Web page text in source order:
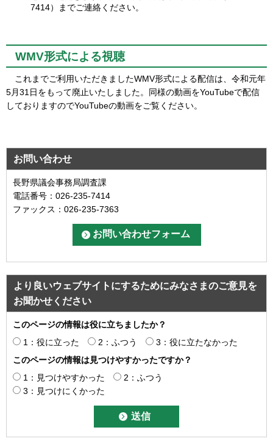
7414）までご連絡ください。
WMV形式による視聴
これまでご利用いただきましたWMV形式による配信は、令和元年
5月31日をもって廃止いたしました。同様の動画をYouTubeで配信
しておりますのでYouTubeの動画をご覧ください。
お問い合わせ
長野県議会事務局調査課
電話番号：026-235-7414
ファックス：026-235-7363
より良いウェブサイトにするためにみなさまのご意見を
お聞かせください
このページの情報は役に立ちましたか？
1：役に立った
2：ふつう
3：役に立たなかった
このページの情報は見つけやすかったですか？
1：見つけやすかった
2：ふつう
3：見つけにくかった